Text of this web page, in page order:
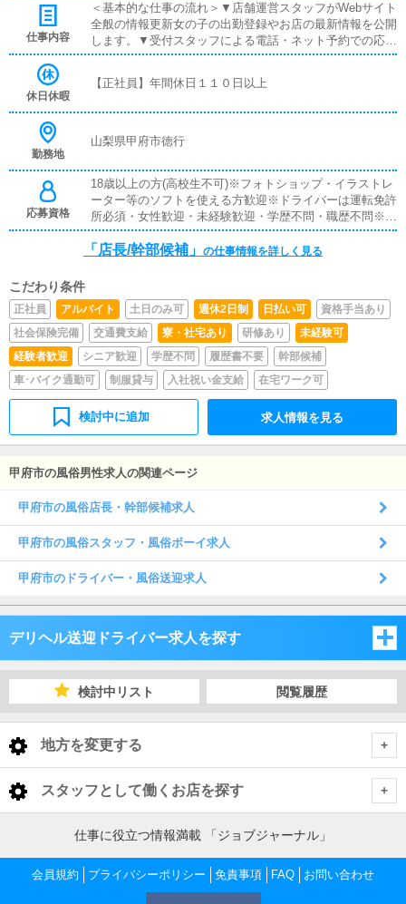
仕事内容
＜基本的な仕事の流れ＞▼店舗運営スタッフがWebサイト
全般の情報更新女の子の出勤登録やお店の最新情報を公開
します。▼受付スタッフによる電話・ネット予約での応対
お客様からの問い合わせやご予約を確認します。▼ドライ
で安全に送り届けて頂きます。▼寮・待機場の清掃女の子
デザイナーやフォトグラファーに発注依頼を行います。
休日休暇
【正社員】年間休日１１０日以上
勤務地
山梨県甲府市徳行
応募資格
18歳以上の方(高校生不可)※フォトショップ・イラストレ
ーター等のソフトを使える方歓迎※ドライバーは運転免許
所必須・女性歓迎・未経験歓迎・学歴不問・職歴不問※18
歳未満（高校生を含む）の応募はお断りします。
「店長/幹部候補」 の仕事情報を詳しく見る
こだわり条件
正社員 アルバイト 土日のみ可 週休2日制 日払い可
資格手当あり
社会保険完備
交通費支給 寮・社宅あり 研修あり
未経験可
経験者歓迎
シニア歓迎 学歴不問 履歴書不要
幹部候補
車･バイク通勤可
制服貸与 入社祝い金支給 在宅ワーク可
検討中に追加 求人情報を見る
甲府市の風俗男性求人の関連ページ
甲府市の風俗店長・幹部候補求人
甲府市の風俗スタッフ・風俗ボーイ求人
甲府市のドライバー・風俗送迎求人
デリヘル送迎ドライバー求人を探す
新潟県
下越 デリヘル送迎ドライバー
中越
長野・千曲・須坂・中野
山梨県 デリヘル送迎ドライバー
検討中リスト 閲覧履歴
地方を変更する
< 全国トップ
北海道 男性高収入
東北 男性高収入
南関東 男性高収入
スタッフとして働くお店を探す
新潟県
新潟 男性高収入
長野県
仕事に役立つ情報満載 「ジョブジャーナル」
会員規約 プライバシーポリシー 免責事項 FAQ お問い合わせ